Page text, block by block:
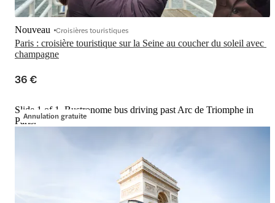
Paris : croisière touristique sur la Seine au coucher du soleil avec
champagne
Nouveau Croisières touristiques
36 €
Annulation gratuite
Slide 1 of 1, Bustronome bus driving past Arc de Triomphe in
Paris.